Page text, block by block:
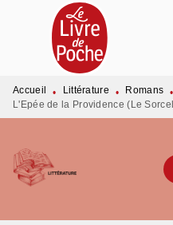
MENU RECHERCHE
PIED DE PAGE
Accueil • Littérature • Romans •
L'Epée de la Providence (Le